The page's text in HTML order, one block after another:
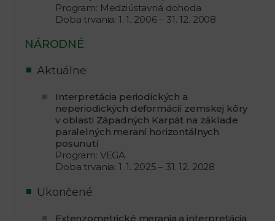
Program: Medziústavná dohoda
Doba trvania: 1. 1. 2006 – 31. 12. 2008
NÁRODNÉ
Aktuálne
Interpretácia periodických a
neperiodických deformácií zemskej kôry
v oblasti Západných Karpát na základe
paralelných meraní horizontálnych
posunutí
Program: VEGA
Doba trvania: 1. 1. 2025 – 31. 12. 2028
Ukončené
Extenzometrické merania a interpretácia